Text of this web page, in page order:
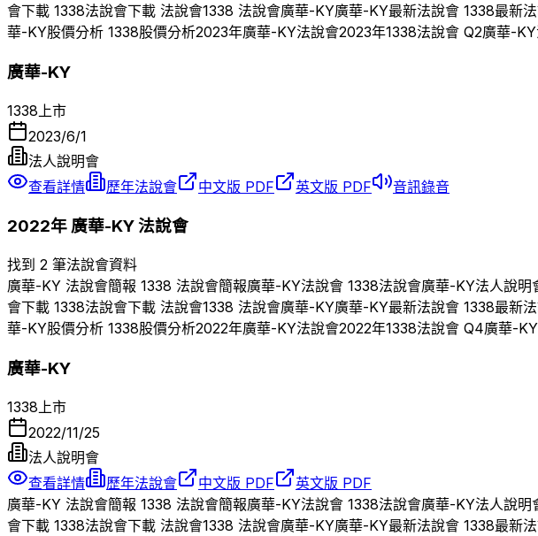
會下載 1338法說會下載 法說會1338 法說會廣華-KY廣華-KY最新法說會 1338最新
華-KY股價分析 1338股價分析2023年廣華-KY法說會2023年1338法說會 Q2廣華-KY
廣華-KY
1338 上市
2023/6/1
法人說明會
查看詳情
歷年法說會 中文版 PDF 英文版 PDF 音訊錄音
2022年 廣華-KY法說會
找到 2 筆法說會資料
廣華-KY 法說會簡報 1338 法說會簡報廣華-KY法說會 1338法說會廣華-KY法人說明
會下載 1338法說會下載 法說會1338 法說會廣華-KY廣華-KY最新法說會 1338最新
華-KY股價分析 1338股價分析2022年廣華-KY法說會2022年1338法說會 Q4廣華-KY
廣華-KY
1338 上市
2022/11/25
法人說明會
查看詳情
歷年法說會 中文版 PDF
英文版 PDF
廣華-KY 法說會簡報 1338 法說會簡報廣華-KY法說會 1338法說會廣華-KY法人說明
會下載 1338法說會下載 法說會1338 法說會廣華-KY廣華-KY最新法說會 1338最新